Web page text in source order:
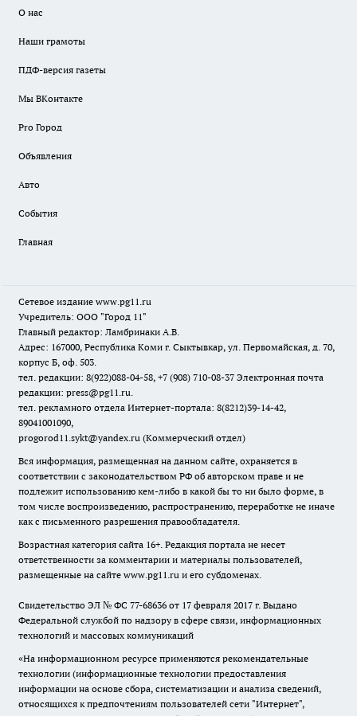
О нас
Наши грамоты
ПДФ-версия газеты
Мы ВКонтакте
Pro Город
Объявления
Авто
События
Главная
Сетевое издание www.pg11.ru
Учредитель: ООО "Город 11"
Главный редактор: Ламбринаки А.В.
Адрес: 167000, Республика Коми г. Сыктывкар, ул. Первомайская, д. 70,
корпус Б, оф. 503.
тел. редакции: 8(922)088-04-58, +7 (908) 710-08-37 Электронная почта
редакции: press@pg11.ru.
тел. рекламного отдела Интернет-портала: 8(8212)39-14-42,
89041001090,
progorod11.sykt@yandex.ru (Коммерческий отдел)
Вся информация, размещенная на данном сайте, охраняется в
соответствии с законодательством РФ об авторском праве и не
подлежит использованию кем-либо в какой бы то ни было форме, в
том числе воспроизведению, распространению, переработке не иначе
как с письменного разрешения правообладателя.
Возрастная категория сайта 16+. Редакция портала не несет
ответственности за комментарии и материалы пользователей,
размещенные на сайте www.pg11.ru и его субдоменах.
Свидетельство ЭЛ № ФС 77-68636 от 17 февраля 2017 г. Выдано
Федеральной службой по надзору в сфере связи, информационных
технологий и массовых коммуникаций
«На информационном ресурсе применяются рекомендательные
технологии (информационные технологии предоставления
информации на основе сбора, систематизации и анализа сведений,
относящихся к предпочтениям пользователей сети "Интернет",